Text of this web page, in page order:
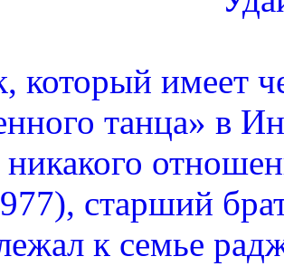
который имеет
танца» в
старший
к семье